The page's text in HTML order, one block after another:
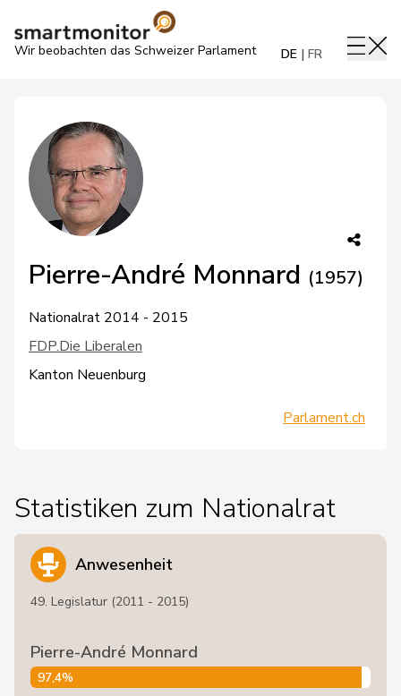
Wir beobachten das Schweizer Parlament DE FR
Pierre-André Monnard (1957)
Nationalrat 2014 - 2015
FDP.Die Liberalen
Kanton Neuenburg
Parlament.ch
Statistiken zum Nationalrat
Anwesenheit
49. Legislatur (2011 - 2015)
Pierre-André Monnard
97,4%